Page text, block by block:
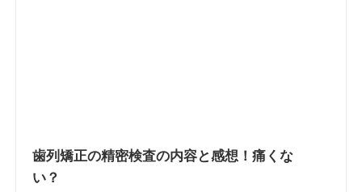
歯列矯正の精密検査の内容と感想！痛くな
い？